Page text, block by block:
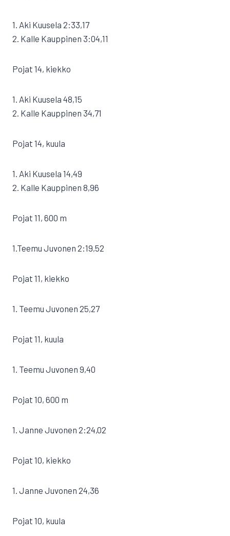
1. Aki Kuusela 2:33,17
2. Kalle Kauppinen 3:04,11
Pojat 14, kiekko
1. Aki Kuusela 48,15
2. Kalle Kauppinen 34,71
Pojat 14, kuula
1. Aki Kuusela 14,49
2. Kalle Kauppinen 8,96
Pojat 11, 600 m
1.Teemu Juvonen 2:19,52
Pojat 11, kiekko
1. Teemu Juvonen 25,27
Pojat 11, kuula
1. Teemu Juvonen 9,40
Pojat 10, 600 m
1. Janne Juvonen 2:24,02
Pojat 10, kiekko
1. Janne Juvonen 24,36
Pojat 10, kuula